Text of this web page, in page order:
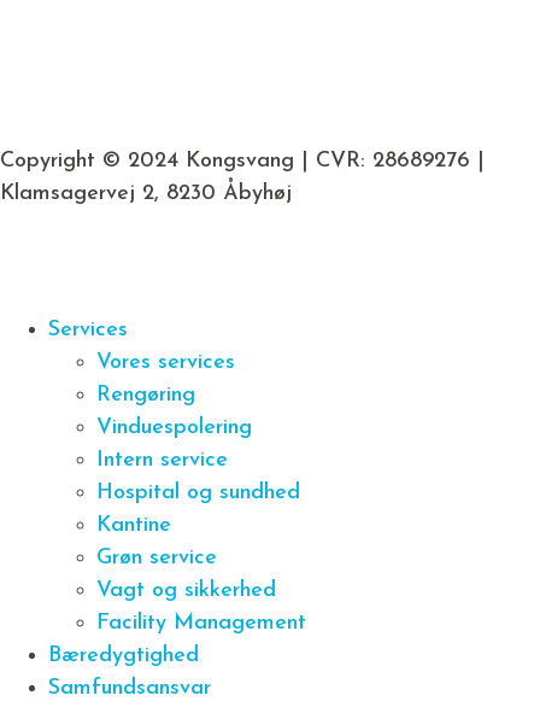
Copyright © 2024 Kongsvang | CVR: 28689276 |
Klamsagervej 2, 8230 Åbyhøj
Services
Vores services
Rengøring
Vinduespolering
Intern service
Hospital og sundhed
Kantine
Grøn service
Vagt og sikkerhed
Facility Management
Bæredygtighed
Samfundsansvar